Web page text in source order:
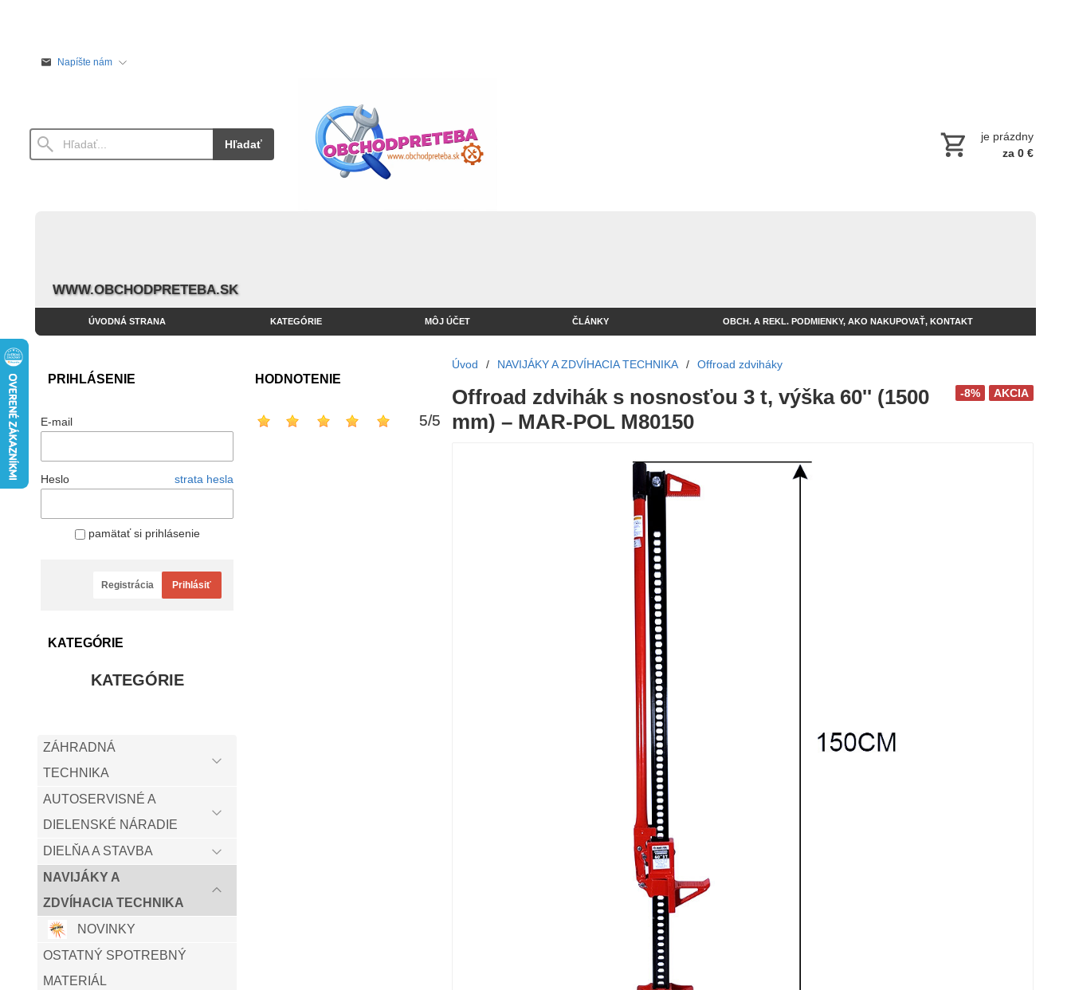
Napíšte nám
Hľadať
je prázdny
za 0 €
WWW.OBCHODPRETEBA.SK
ÚVODNÁ STRANA KATEGÓRIE MÔJ ÚČET ČLÁNKY OBCH. A REKL. PODMIENKY, AKO NAKUPOVAŤ, KONTAKT
PRIHLÁSENIE
E-mail
Heslo strata hesla
pamätať si prihlásenie
Registrácia Prihlásiť
KATEGÓRIE
KATEGÓRIE
ZÁHRADNÁ
TECHNIKA
AUTOSERVISNÉ A
DIELENSKÉ NÁRADIE
DIELŇA A STAVBA
NAVIJÁKY A
ZDVÍHACIA TECHNIKA
NOVINKY
OSTATNÝ SPOTREBNÝ
MATERIÁL
HODNOTENIE
5/5
Úvod / NAVIJÁKY A ZDVÍHACIA TECHNIKA / Offroad zdviháky
AKCIA
-8%
Offroad zdvihák s nosnosťou 3 t, výška 60'' (1500
mm) – MAR-POL M80150